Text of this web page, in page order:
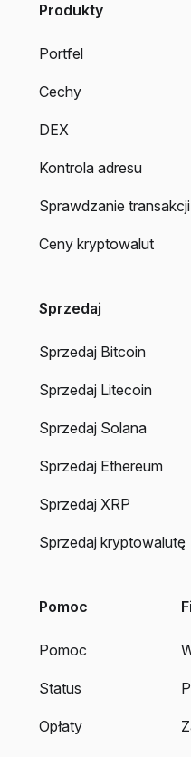
Produkty
Portfel
Cechy
DEX
Kontrola adresu
Sprawdzanie transakcji
Ceny kryptowalut
Sprzedaj
Sprzedaj Bitcoin
Sprzedaj Litecoin
Sprzedaj Solana
Sprzedaj Ethereum
Sprzedaj XRP
Sprzedaj kryptowalutę
Pomoc
Pomoc
Status
Opłaty